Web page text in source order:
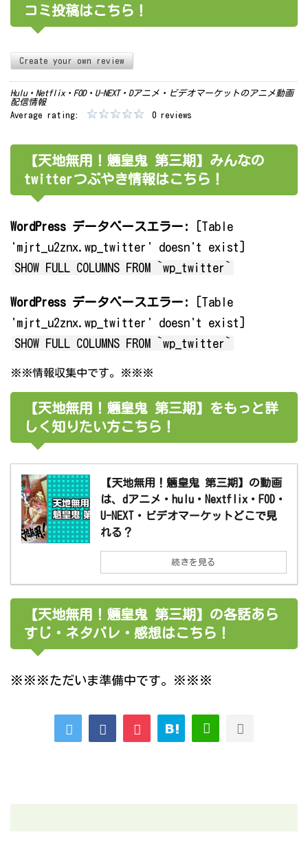
コミ投稿はこちら！
Create your own review
Hulu・Netflix・FOD・U-NEXT・Dアニメ・ビデオマーケットのアニメ動画
配信情報
Average rating:
0 reviews
【天地無用！魎皇鬼 第三期】みんなの
twitterつぶやき情報はこちら！
WordPress データベースエラー:
[Table
'mjrt_u2znx.wp_twitter' doesn't exist]
SHOW FULL COLUMNS FROM `wp_twitter`
WordPress データベースエラー:
[Table
'mjrt_u2znx.wp_twitter' doesn't exist]
SHOW FULL COLUMNS FROM `wp_twitter`
※※情報収集中です。※※※
【天地無用！魎皇鬼 第三期】をもっと詳
しく知りたい方こちら！
【天地無用！魎皇鬼 第三期】の動画
は、dアニメ・hulu・Nextflix・FOD・
U-NEXT・ビデオマーケットどこで見
れる？
続きを見る
【天地無用！魎皇鬼 第三期】の各話あら
すじ・ネタバレ・感想はこちら！
※※※ただいま準備中です。※※※